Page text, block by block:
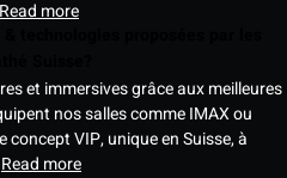
Read more
et immersives grâce aux meilleures
nos salles comme IMAX ou
VIP, unique en Suisse, à
Read more